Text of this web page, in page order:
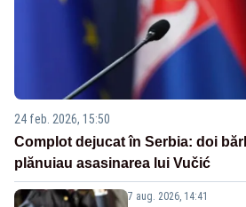
24 feb. 2026, 15:50
Complot dejucat în Serbia: doi
plănuiau asasinarea lui Vučić
7 aug. 2026, 14:41